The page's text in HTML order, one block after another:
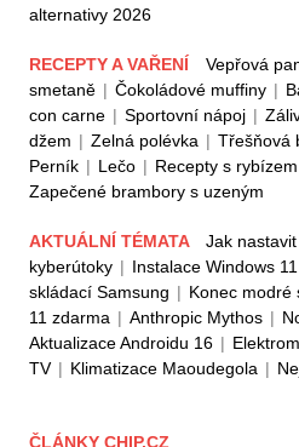
alternativy 2026
RECEPTY A VAŘENÍ Vepřová
smetaně | Čokoládové muffiny |
con carne | Sportovní nápoj |
džem | Zelná polévka | Třešňová
Perník | Lečo | Recepty s rybízem
Zapečené brambory s uzeným
AKTUÁLNÍ TÉMATA Jak
kyberútoky | Instalace Windows
skládací Samsung | Konec modré
11 zdarma | Anthropic Mythos |
Aktualizace Androidu 16 |
TV | Klimatizace Maoudegola |
ČLÁNKY CHIP.CZ